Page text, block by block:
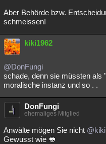
Aber Behörde bzw.
schmeissen!
kiki1962
@DonFungi
schade, denn sie müssten als
moralische instanz und so . .
DonFungi
ehemaliges Mitglied
Anwälte mögen Sie nicht
Gewusst wie